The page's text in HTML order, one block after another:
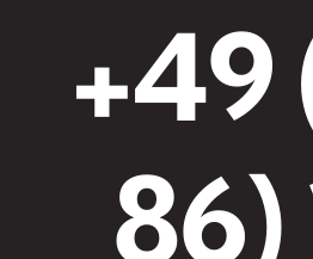
+49
86)